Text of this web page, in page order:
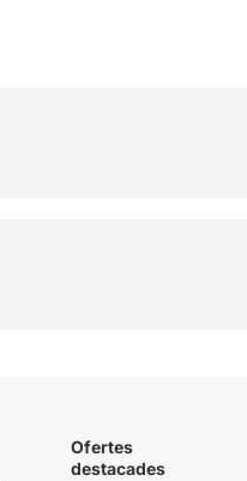
Ofertes
destacades